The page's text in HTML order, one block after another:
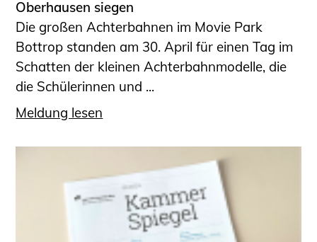
Oberhausen siegen
Die großen Achterbahnen im Movie Park
Bottrop standen am 30. April für einen Tag im
Schatten der kleinen Achterbahnmodelle, die
die Schülerinnen und ...
Meldung lesen